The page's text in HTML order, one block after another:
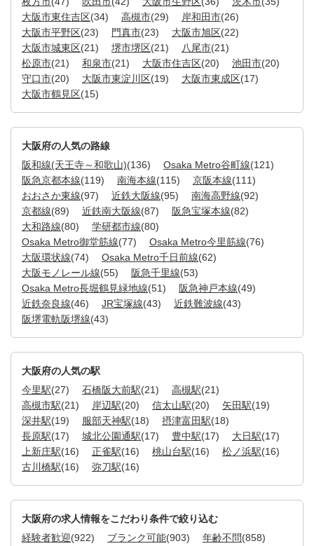
大阪市東住吉区(34) 高槻市(29) 岸和田市(26)
大阪市平野区(23) 門真市(23) 大阪市旭区(22)
大阪市城東区(21) 堺市堺区(21) 八尾市(21)
松原市(21) 和泉市(21) 大阪市住吉区(20) 池田市(20)
守口市(20) 大阪市東淀川区(19) 大阪市東成区(17)
大阪市鶴見区(15)
大阪府の人気の路線
阪和線(天王寺～和歌山)(136) Osaka Metro谷町線(121)
阪急京都本線(119) 南海本線(115) 京阪本線(111)
おおさか東線(97) 近鉄大阪線(95) 南海高野線(92)
京都線(89) 近鉄南大阪線(87) 阪急宝塚本線(82)
大和路線(80) 学研都市線(80)
Osaka Metro御堂筋線(77) Osaka Metro今里筋線(76)
大阪環状線(74) Osaka Metro千日前線(62)
大阪モノレール線(55) 阪急千里線(53)
Osaka Metro長堀鶴見緑地線(51) 阪急神戸本線(49)
近鉄奈良線(46) JR宝塚線(43) 近鉄難波線(43)
阪堺電軌阪堺線(43)
大阪府の人気の駅
今里駅(27) 石橋阪大前駅(21) 高槻駅(21)
高槻市駅(21) 岸辺駅(20) 信太山駅(20) 矢田駅(19)
深井駅(19) 服部天神駅(18) 摂津富田駅(18)
長原駅(17) 城北公園通駅(17) 豊中駅(17) 大日駅(17)
上新庄駅(16) 正雀駅(16) 桃山台駅(16) 松ノ浜駅(16)
古川橋駅(16) 弥刀駅(16)
大阪府の求人情報をこだわり条件で絞り込む
経験者歓迎(922) ブランク可能(903) 年齢不問(858)